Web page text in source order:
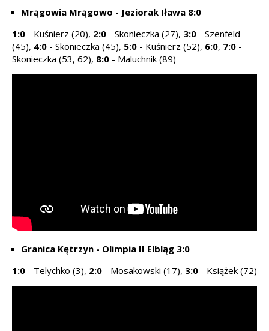
Mrągowia Mrągowo - Jeziorak Iława 8:0
1:0 - Kuśnierz (20), 2:0 - Skonieczka (27), 3:0 - Szenfeld
(45), 4:0 - Skonieczka (45), 5:0 - Kuśnierz (52), 6:0, 7:0 -
Skonieczka (53, 62), 8:0 - Maluchnik (89)
Granica Kętrzyn - Olimpia II Elbląg 3:0
1:0 - Telychko (3), 2:0 - Mosakowski (17), 3:0 - Książek (72)